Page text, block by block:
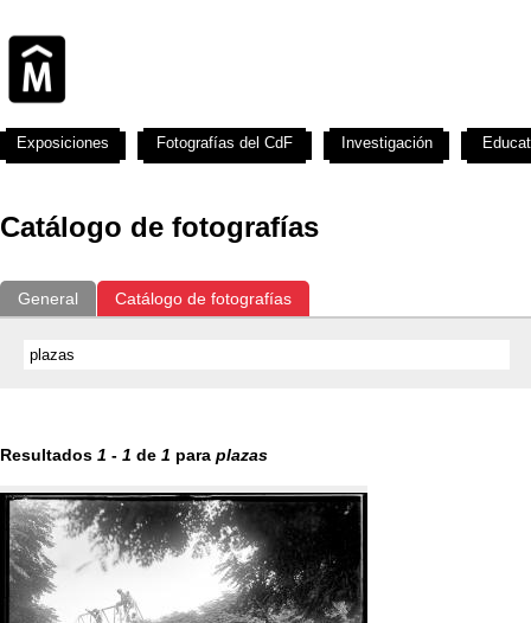
Catálogo de fotografías
General Catálogo de fotografías
Resultados 1 - 1 de 1 para plazas
Exposiciones Fotografías del CdF Investigación